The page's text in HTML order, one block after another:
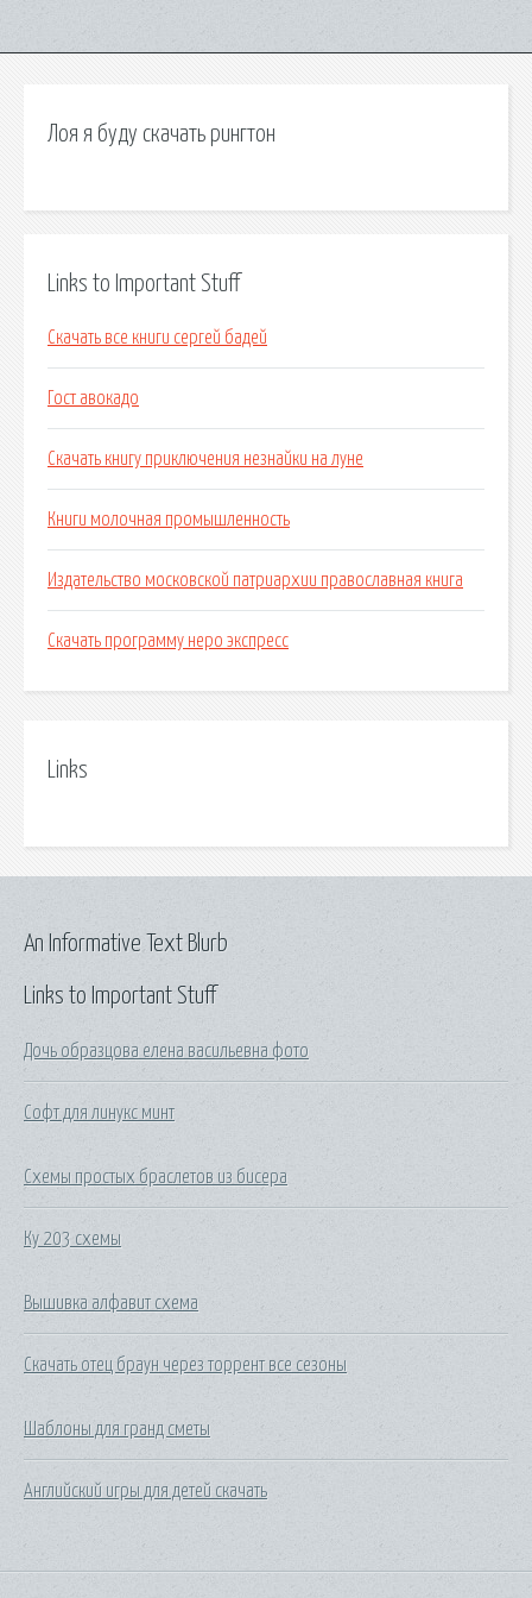
Лоя я буду скачать рингтон
Links to Important Stuff
Скачать все книги сергей бадей
Гост авокадо
Скачать книгу приключения незнайки на луне
Книги молочная промышленность
Издательство московской патриархии православная книга
Скачать программу неро экспресс
Links
Links to Important Stuff
Дочь образцова елена васильевна фото
Софт для линукс минт
Схемы простых браслетов из бисера
Ку 203 схемы
Вышивка алфавит схема
Скачать отец браун через торрент все сезоны
Шаблоны для гранд сметы
Английский игры для детей скачать
An Informative Text Blurb